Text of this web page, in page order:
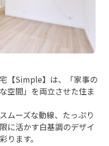
【Simple】は、「家事の
空間」を両立させた住ま
ムーズな動線、たっぷり
に活かす白基調のデザイ
ります。